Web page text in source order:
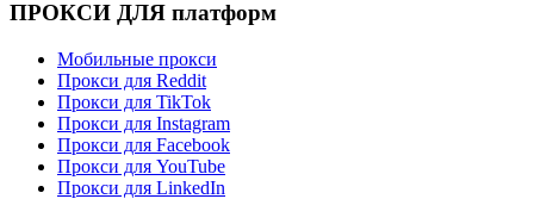
ПРОКСИ ДЛЯ платформ
Мобильные прокси
Прокси для Reddit
Прокси для TikTok
Прокси для Instagram
Прокси для Facebook
Прокси для YouTube
Прокси для LinkedIn